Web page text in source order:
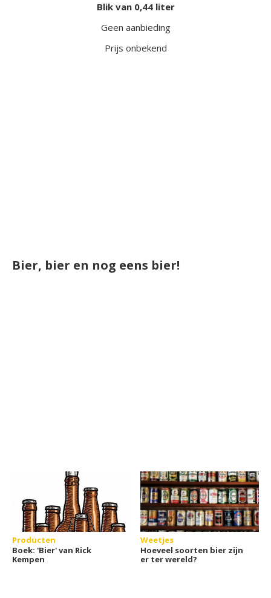
Blik van 0,44 liter
Geen aanbieding
Prijs onbekend
Bier, bier en nog eens bier!
Producten
Boek: 'Bier' van Rick
Kempen
Weetjes
Hoeveel soorten bier zijn
er ter wereld?